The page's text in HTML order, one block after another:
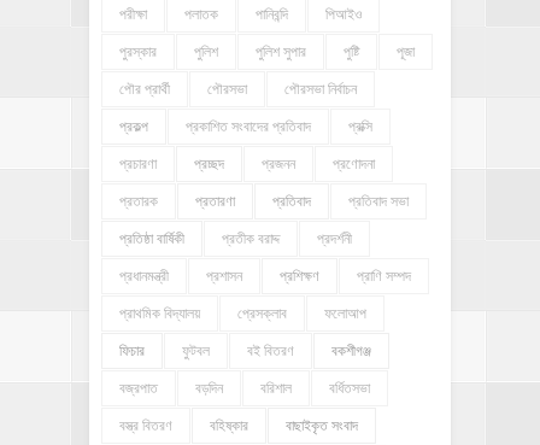
পরীক্ষা পলাতক পানিবন্দি পিআইও
পুরস্কার পুলিশ পুলিশ সুপার পুষ্টি পূজা
পৌর প্রার্থী পৌরসভা পৌরসভা নির্বাচন
প্রকল্প প্রকাশিত সংবাদের প্রতিবাদ প্রক্সি
প্রচারণা প্রচ্ছদ প্রজনন প্রণোদনা
প্রতারক প্রতারণা প্রতিবাদ প্রতিবাদ সভা
প্রতিষ্ঠা বার্ষিকী প্রতীক বরাদ্দ প্রদর্শনী
প্রধানমন্ত্রী প্রশাসন প্রশিক্ষণ প্রাণি সম্পদ
প্রাথমিক বিদ্যালয় প্রেসক্লাব ফলোআপ
ফিচার ফুটবল বই বিতরণ বকশীগঞ্জ
বজ্রপাত বড়দিন বরিশাল বর্ধিতসভা
বস্ত্র বিতরণ বহিষ্কার বাছাইকৃত সংবাদ